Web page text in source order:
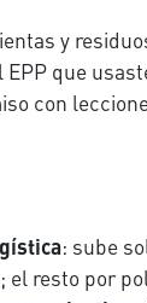
y
que
con
: sube
el resto por